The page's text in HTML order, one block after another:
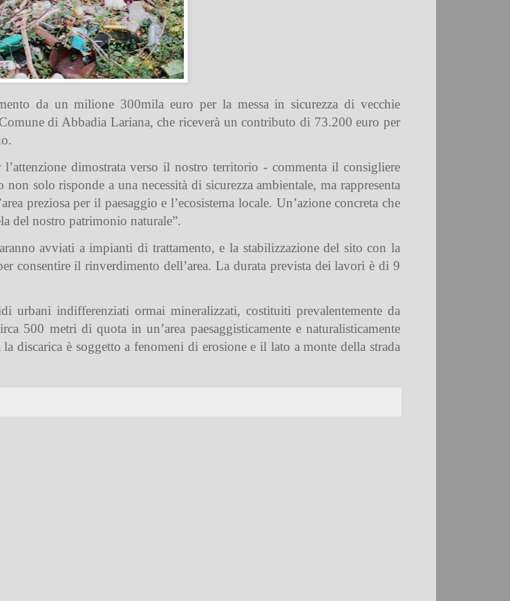
da un milione 300mila euro per la messa in sicurezza di vecchie
di Abbadia Lariana, che riceverà un contributo di 73.200 euro per
dimostrata verso il nostro territorio - commenta il consigliere
solo risponde a una necessità di sicurezza ambientale, ma rappresenta
preziosa per il paesaggio e l’ecosistema locale. Un’azione concreta che
del nostro patrimonio naturale”.
avviati a impianti di trattamento, e la stabilizzazione del sito con la
consentire il rinverdimento dell’area. La durata prevista dei lavori è di 9
indifferenziati ormai mineralizzati, costituiti prevalentemente da
500 metri di quota in un’area paesaggisticamente e naturalisticamente
discarica è soggetto a fenomeni di erosione e il lato a monte della strada